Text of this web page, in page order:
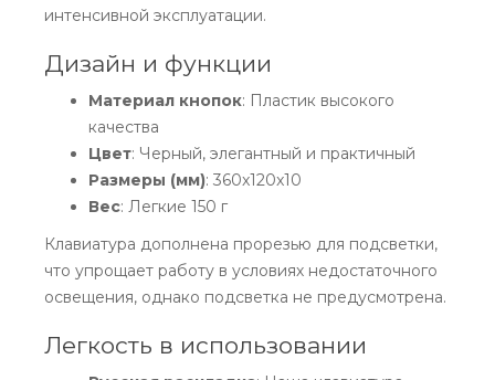
интенсивной эксплуатации.
Дизайн и функции
Материал кнопок: Пластик высокого
качества
Цвет: Черный, элегантный и практичный
Размеры (мм): 360x120x10
Вес: Легкие 150 г
Клавиатура дополнена прорезью для подсветки,
что упрощает работу в условиях недостаточного
освещения, однако подсветка не предусмотрена.
Легкость в использовании